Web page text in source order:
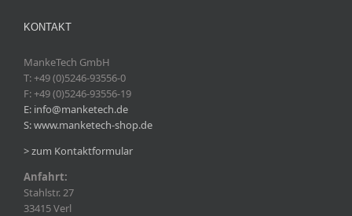
KONTAKT
MankeTech GmbH
T: +49 (0)5246-93556-0
F: +49 (0)5246-93556-19
E: info@manketech.de
S: www.manketech-shop.de
> zum Kontaktformular
Anfahrt:
Stahlstr. 27
33415 Verl